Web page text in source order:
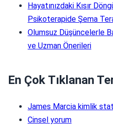
Hayatınızdaki Kısır
Psikoterapide Şema
Olumsuz Düşüncelerle
ve Uzman Önerileri
En Çok Tıklanan
James Marcia kimlik
Cinsel yorum